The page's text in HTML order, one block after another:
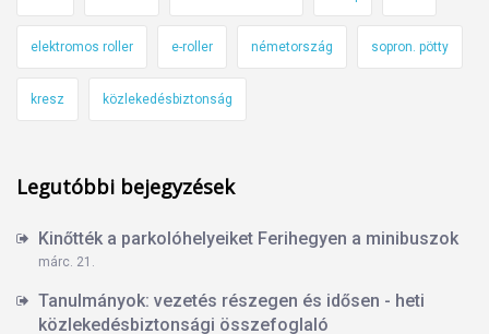
elektromos roller e-roller németország sopron. pötty
kresz közlekedésbiztonság
Legutóbbi bejegyzések
Kinőtték a parkolóhelyeiket Ferihegyen a minibuszok
márc. 21.
Tanulmányok: vezetés részegen és idősen - heti
közlekedésbiztonsági összefoglaló